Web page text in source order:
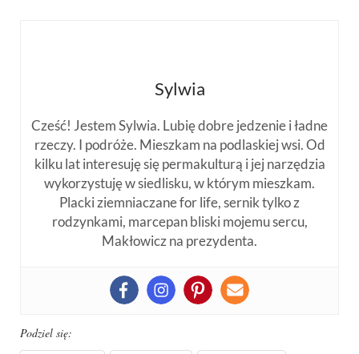
Sylwia
Cześć! Jestem Sylwia. Lubię dobre jedzenie i ładne
rzeczy. I podróże. Mieszkam na podlaskiej wsi. Od
kilku lat interesuję się permakulturą i jej narzędzia
wykorzystuję w siedlisku, w którym mieszkam.
Placki ziemniaczane for life, sernik tylko z
rodzynkami, marcepan bliski mojemu sercu,
Makłowicz na prezydenta.
Podziel się: